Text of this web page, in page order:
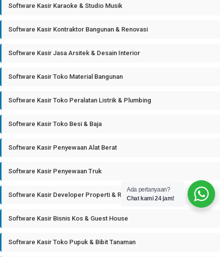
Software Kasir Karaoke & Studio Musik
Software Kasir Kontraktor Bangunan & Renovasi
Software Kasir Jasa Arsitek & Desain Interior
Software Kasir Toko Material Bangunan
Software Kasir Toko Peralatan Listrik & Plumbing
Software Kasir Toko Besi & Baja
Software Kasir Penyewaan Alat Berat
Software Kasir Penyewaan Truk
Software Kasir Developer Properti & Real Estate
Software Kasir Bisnis Kos & Guest House
Software Kasir Toko Pupuk & Bibit Tanaman
Ada pertanyaan?
Chat kami 24 jam!